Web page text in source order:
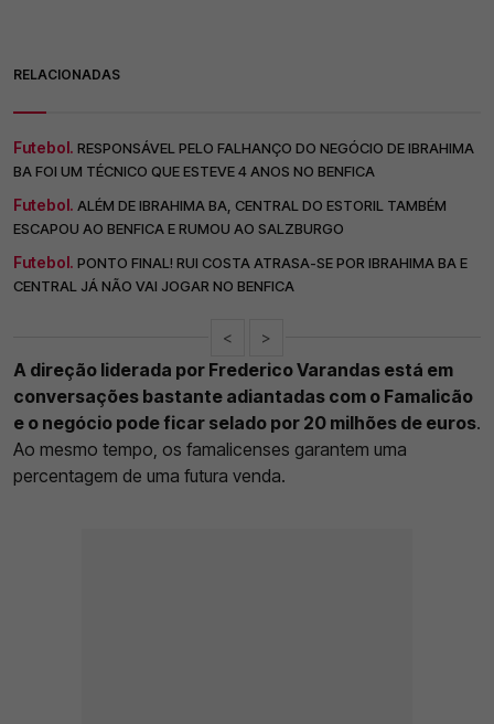
RELACIONADAS
Futebol. RESPONSÁVEL PELO FALHANÇO DO NEGÓCIO DE IBRAHIMA
BA FOI UM TÉCNICO QUE ESTEVE 4 ANOS NO BENFICA
Futebol. ALÉM DE IBRAHIMA BA, CENTRAL DO ESTORIL TAMBÉM
ESCAPOU AO BENFICA E RUMOU AO SALZBURGO
Futebol. PONTO FINAL! RUI COSTA ATRASA-SE POR IBRAHIMA BA E
CENTRAL JÁ NÃO VAI JOGAR NO BENFICA
< >
A direção liderada por Frederico Varandas está em
conversações bastante adiantadas com o Famalicão
e o negócio pode ficar selado por 20 milhões de euros.
Ao mesmo tempo, os famalicenses garantem uma
percentagem de uma futura venda.